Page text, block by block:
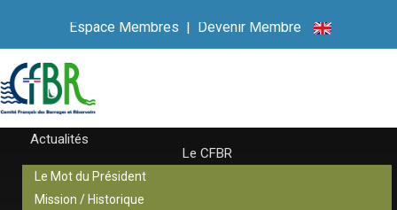
Espace Membres | Devenir Membre
Actualités
Le CFBR
Le Mot du Président
Mission / Historique